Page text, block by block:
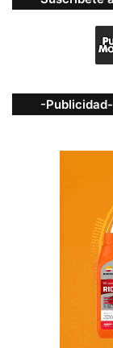
-Publicidad-